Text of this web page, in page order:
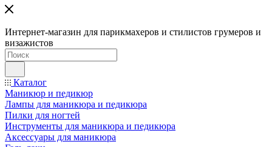
Интернет-магазин для парикмахеров и стилистов грумеров и
визажистов
Каталог
Маникюр и педикюр
Лампы для маникюра и педикюра
Пилки для ногтей
Инструменты для маникюра и педикюра
Аксессуары для маникюра